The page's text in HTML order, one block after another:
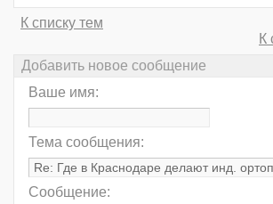
К списку тем
К
Добавить новое сообщение
Ваше имя:
Тема сообщения:
Сообщение: